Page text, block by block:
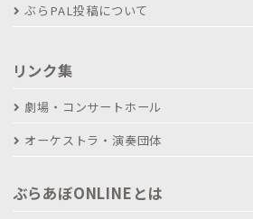
ぶらPAL投稿について
リンク集
劇場・コンサートホール
オーケストラ・演奏団体
ぶらあぼONLINEとは